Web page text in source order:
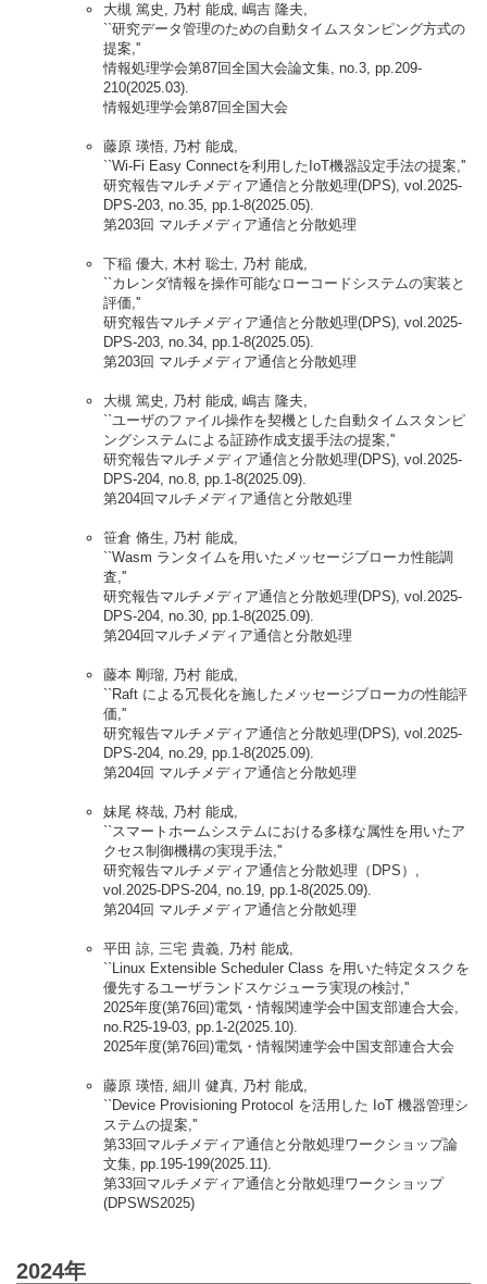
大槻 篤史, 乃村 能成, 嶋吉 隆夫,
``研究データ管理のための自動タイムスタンピング方式の
提案,''
情報処理学会第87回全国大会論文集, no.3, pp.209-
210(2025.03).
情報処理学会第87回全国大会
藤原 瑛悟, 乃村 能成,
``Wi-Fi Easy Connectを利用したIoT機器設定手法の提案,''
研究報告マルチメディア通信と分散処理(DPS), vol.2025-
DPS-203, no.35, pp.1-8(2025.05).
第203回 マルチメディア通信と分散処理
下稲 優大, 木村 聡士, 乃村 能成,
``カレンダ情報を操作可能なローコードシステムの実装と
評価,''
研究報告マルチメディア通信と分散処理(DPS), vol.2025-
DPS-203, no.34, pp.1-8(2025.05).
第203回 マルチメディア通信と分散処理
大槻 篤史, 乃村 能成, 嶋吉 隆夫,
``ユーザのファイル操作を契機とした自動タイムスタンピ
ングシステムによる証跡作成支援手法の提案,''
研究報告マルチメディア通信と分散処理(DPS), vol.2025-
DPS-204, no.8, pp.1-8(2025.09).
第204回マルチメディア通信と分散処理
笹倉 脩生, 乃村 能成,
``Wasm ランタイムを用いたメッセージブローカ性能調
査,''
研究報告マルチメディア通信と分散処理(DPS), vol.2025-
DPS-204, no.30, pp.1-8(2025.09).
第204回マルチメディア通信と分散処理
藤本 剛瑠, 乃村 能成,
``Raft による冗長化を施したメッセージブローカの性能評
価,''
研究報告マルチメディア通信と分散処理(DPS), vol.2025-
DPS-204, no.29, pp.1-8(2025.09).
第204回 マルチメディア通信と分散処理
妹尾 柊哉, 乃村 能成,
``スマートホームシステムにおける多様な属性を用いたア
クセス制御機構の実現手法,''
研究報告マルチメディア通信と分散処理（DPS）,
vol.2025-DPS-204, no.19, pp.1-8(2025.09).
第204回 マルチメディア通信と分散処理
平田 諒, 三宅 貴義, 乃村 能成,
``Linux Extensible Scheduler Class を用いた特定タスクを
優先するユーザランドスケジューラ実現の検討,''
2025年度(第76回)電気・情報関連学会中国支部連合大会,
no.R25-19-03, pp.1-2(2025.10).
2025年度(第76回)電気・情報関連学会中国支部連合大会
藤原 瑛悟, 細川 健真, 乃村 能成,
``Device Provisioning Protocol を活用した IoT 機器管理シ
ステムの提案,''
第33回マルチメディア通信と分散処理ワークショップ論
文集, pp.195-199(2025.11).
第33回マルチメディア通信と分散処理ワークショップ
(DPSWS2025)
2024年